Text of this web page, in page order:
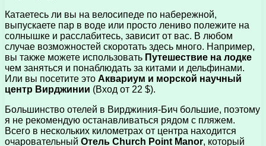
Катаетесь ли вы на велосипеде по набережной,
выпускаете пар в воде или просто лениво полежите на
солнышке и расслабитесь, зависит от вас. В любом
случае возможностей скоротать здесь много. Например,
вы также можете использовать Путешествие на лодке
чем заняться и понаблюдать за китами и дельфинами.
Или вы посетите это Аквариум и морской научный
центр Вирджинии (Вход от 22 $).
Большинство отелей в Вирджиния-Бич большие, поэтому
я не рекомендую останавливаться рядом с пляжем.
Всего в нескольких километрах от центра находится
очаровательный Отель Church Point Manor, который